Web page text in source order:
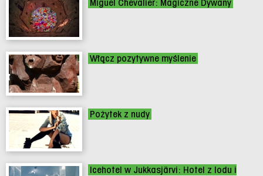
Miguel Chevalier: Magiczne Dywany
Włącz pozytywne myślenie
Pożytek z nudy
Icehotel w Jukkasjärvi: Hotel z lodu i